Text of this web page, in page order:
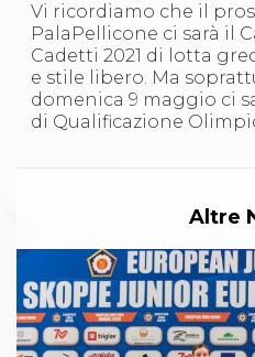
Vi ricordiamo che il
PalaPellicone ci sarà il
Cadetti 2021 di lotta
e stile libero. Ma
domenica 9 maggio ci
di Qualificazione
Altre